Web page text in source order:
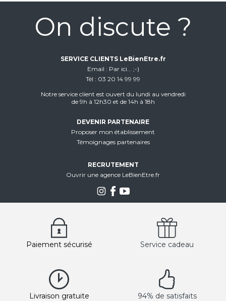
On discute ?
SERVICE CLIENTS LeBienEtre.fr
Email
Par ici... ;-)
Tél
03 20 14 99 99
Notre service client est ouvert du lundi au vendredi
de 9h à 12h30 et de 14h à 18h
DEVENIR PARTENAIRE
Proposer mon établissement
Témoignages partenaires
RECRUTEMENT
Ouvrir une agence LeBienEtre.fr
Paiement sécurisé Service cadeau
Livraison gratuite 94% de satisfaits